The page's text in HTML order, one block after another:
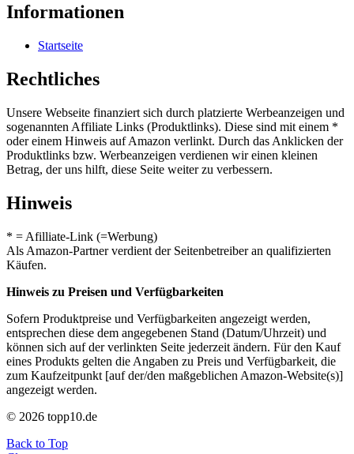
Informationen
Startseite
Rechtliches
Unsere Webseite finanziert sich durch platzierte Werbeanzeigen und
sogenannten Affiliate Links (Produktlinks). Diese sind mit einem *
oder einem Hinweis auf Amazon verlinkt. Durch das Anklicken der
Produktlinks bzw. Werbeanzeigen verdienen wir einen kleinen
Betrag, der uns hilft, diese Seite weiter zu verbessern.
Hinweis
* = Afilliate-Link (=Werbung)
Als Amazon-Partner verdient der Seitenbetreiber an qualifizierten
Käufen.
Hinweis zu Preisen und Verfügbarkeiten
Sofern Produktpreise und Verfügbarkeiten angezeigt werden,
entsprechen diese dem angegebenen Stand (Datum/Uhrzeit) und
können sich auf der verlinkten Seite jederzeit ändern. Für den Kauf
eines Produkts gelten die Angaben zu Preis und Verfügbarkeit, die
zum Kaufzeitpunkt [auf der/den maßgeblichen Amazon-Website(s)]
angezeigt werden.
© 2026 topp10.de
Back to Top